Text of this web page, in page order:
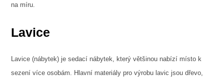
na míru.
Lavice
Lavice (nábytek) je sedací nábytek, který většinou nabízí místo k
sezení více osobám. Hlavní materiály pro výrobu lavic jsou dřevo,